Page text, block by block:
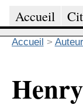
Accueil
Accueil >